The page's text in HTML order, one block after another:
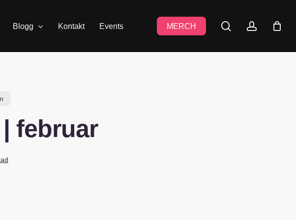
Blogg Kontakt Events MERCH search
februar